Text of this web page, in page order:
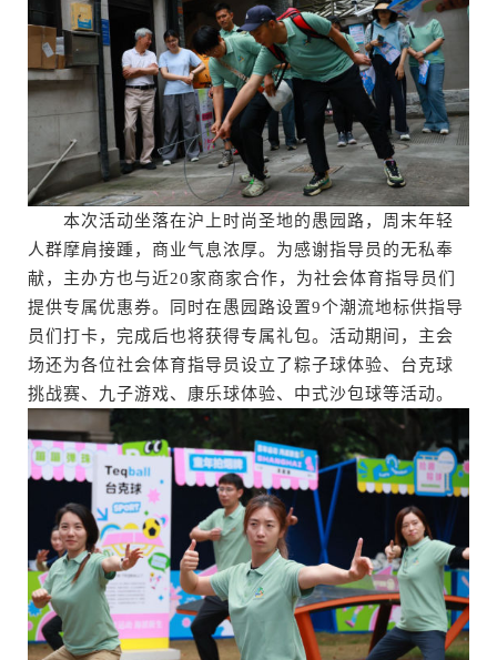
本次活动坐落在沪上时尚圣地的愚园路，周末年轻
人群摩肩接踵，商业气息浓厚。为感谢指导员的无私奉
献，主办方也与近20家商家合作，为社会体育指导员们
提供专属优惠券。同时在愚园路设置9个潮流地标供指导
员们打卡，完成后也将获得专属礼包。活动期间，主会
场还为各位社会体育指导员设立了粽子球体验、台克球
挑战赛、九子游戏、康乐球体验、中式沙包球等活动。